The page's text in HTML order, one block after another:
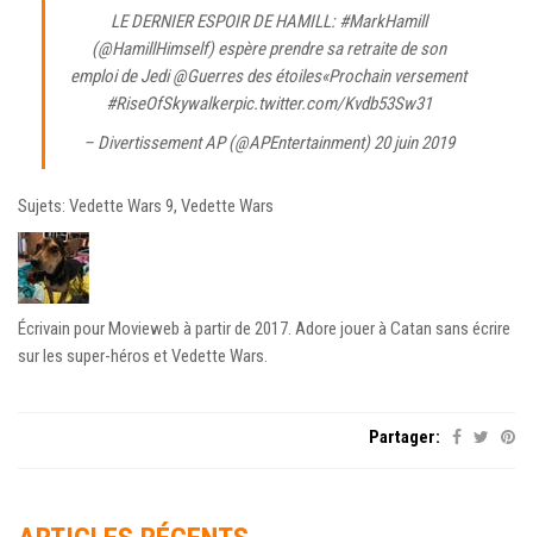
LE DERNIER ESPOIR DE HAMILL:#MarkHamill
(@HamillHimself) espère prendre sa retraite de son
emploi de Jedi@Guerres des étoiles«Prochain versement
#RiseOfSkywalkerpic.twitter.com/Kvdb53Sw31
– Divertissement AP (@APEntertainment)20 juin 2019
Sujets: Vedette Wars 9, Vedette Wars
Écrivain pour Movieweb à partir de 2017. Adore jouer à Catan sans écrire
sur les super-héros et Vedette Wars.
Partager: